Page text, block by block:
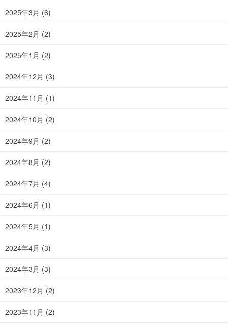
2025年3月 (6)
2025年2月 (2)
2025年1月 (2)
2024年12月 (3)
2024年11月 (1)
2024年10月 (2)
2024年9月 (2)
2024年8月 (2)
2024年7月 (4)
2024年6月 (1)
2024年5月 (1)
2024年4月 (3)
2024年3月 (3)
2023年12月 (2)
2023年11月 (2)